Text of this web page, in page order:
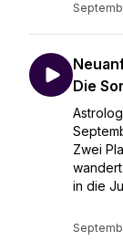
Die
Zwei
in die